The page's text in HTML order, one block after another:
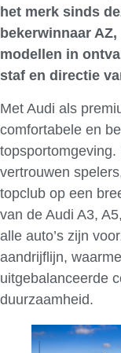
het merk sinds
bekerwinnaar
modellen in
staf en directie
Met Audi als
comfortabele en
vertrouwen
topclub op een
van de Audi A3,
alle auto’s zijn
aandrijflijn,
uitgebalanceerde
duurzaamheid.